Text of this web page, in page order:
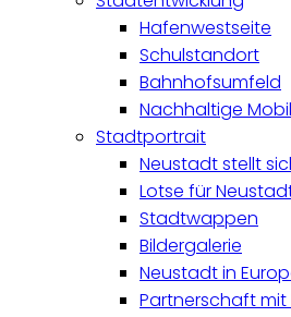
Hafenwestseite
Schulstandort
Bahnhofsumfeld
Nachhaltige
Stadtportrait
Neustadt stellt
Lotse für
Stadtwappen
Bildergalerie
Neustadt in
Partnerschaft mit